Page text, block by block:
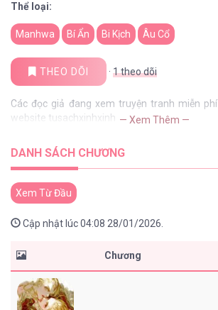
Thể loại:
Manhwa Bí Ẩn Bi Kịch Âu Cổ
THEO DÕI · 1theo dõi
Các đọc giả đang xem truyện tranh miễn phí
website tusachxinhxinh — Xem Thêm —
DANH SÁCH CHƯƠNG
Xem Từ Đầu
Cập nhật lúc 04:08 28/01/2026.
Chương